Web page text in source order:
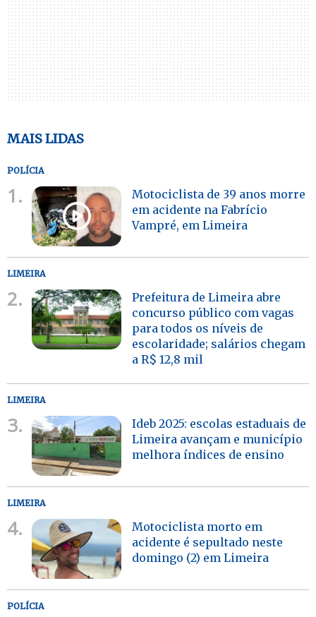
MAIS LIDAS
POLÍCIA
1.
Motociclista de 39 anos morre
em acidente na Fabrício
Vampré, em Limeira
LIMEIRA
2.
Prefeitura de Limeira abre
concurso público com vagas
para todos os níveis de
escolaridade; salários chegam
a R$ 12,8 mil
LIMEIRA
3.
Ideb 2025: escolas estaduais de
Limeira avançam e município
melhora índices de ensino
LIMEIRA
4.
Motociclista morto em
acidente é sepultado neste
domingo (2) em Limeira
POLÍCIA